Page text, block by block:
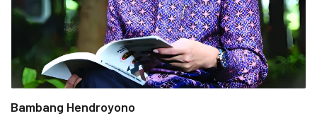
Bambang Hendroyono